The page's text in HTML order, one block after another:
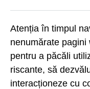
Atenția în timpul
nenumărate
pentru a păcăli
riscante, să
interacționeze cu